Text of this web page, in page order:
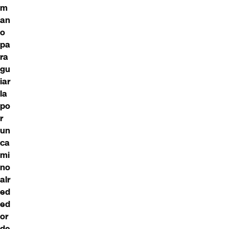
m
an
o
pa
ra
gu
iar
la
po
r
un
ca
mi
no
alr
ed
ed
or